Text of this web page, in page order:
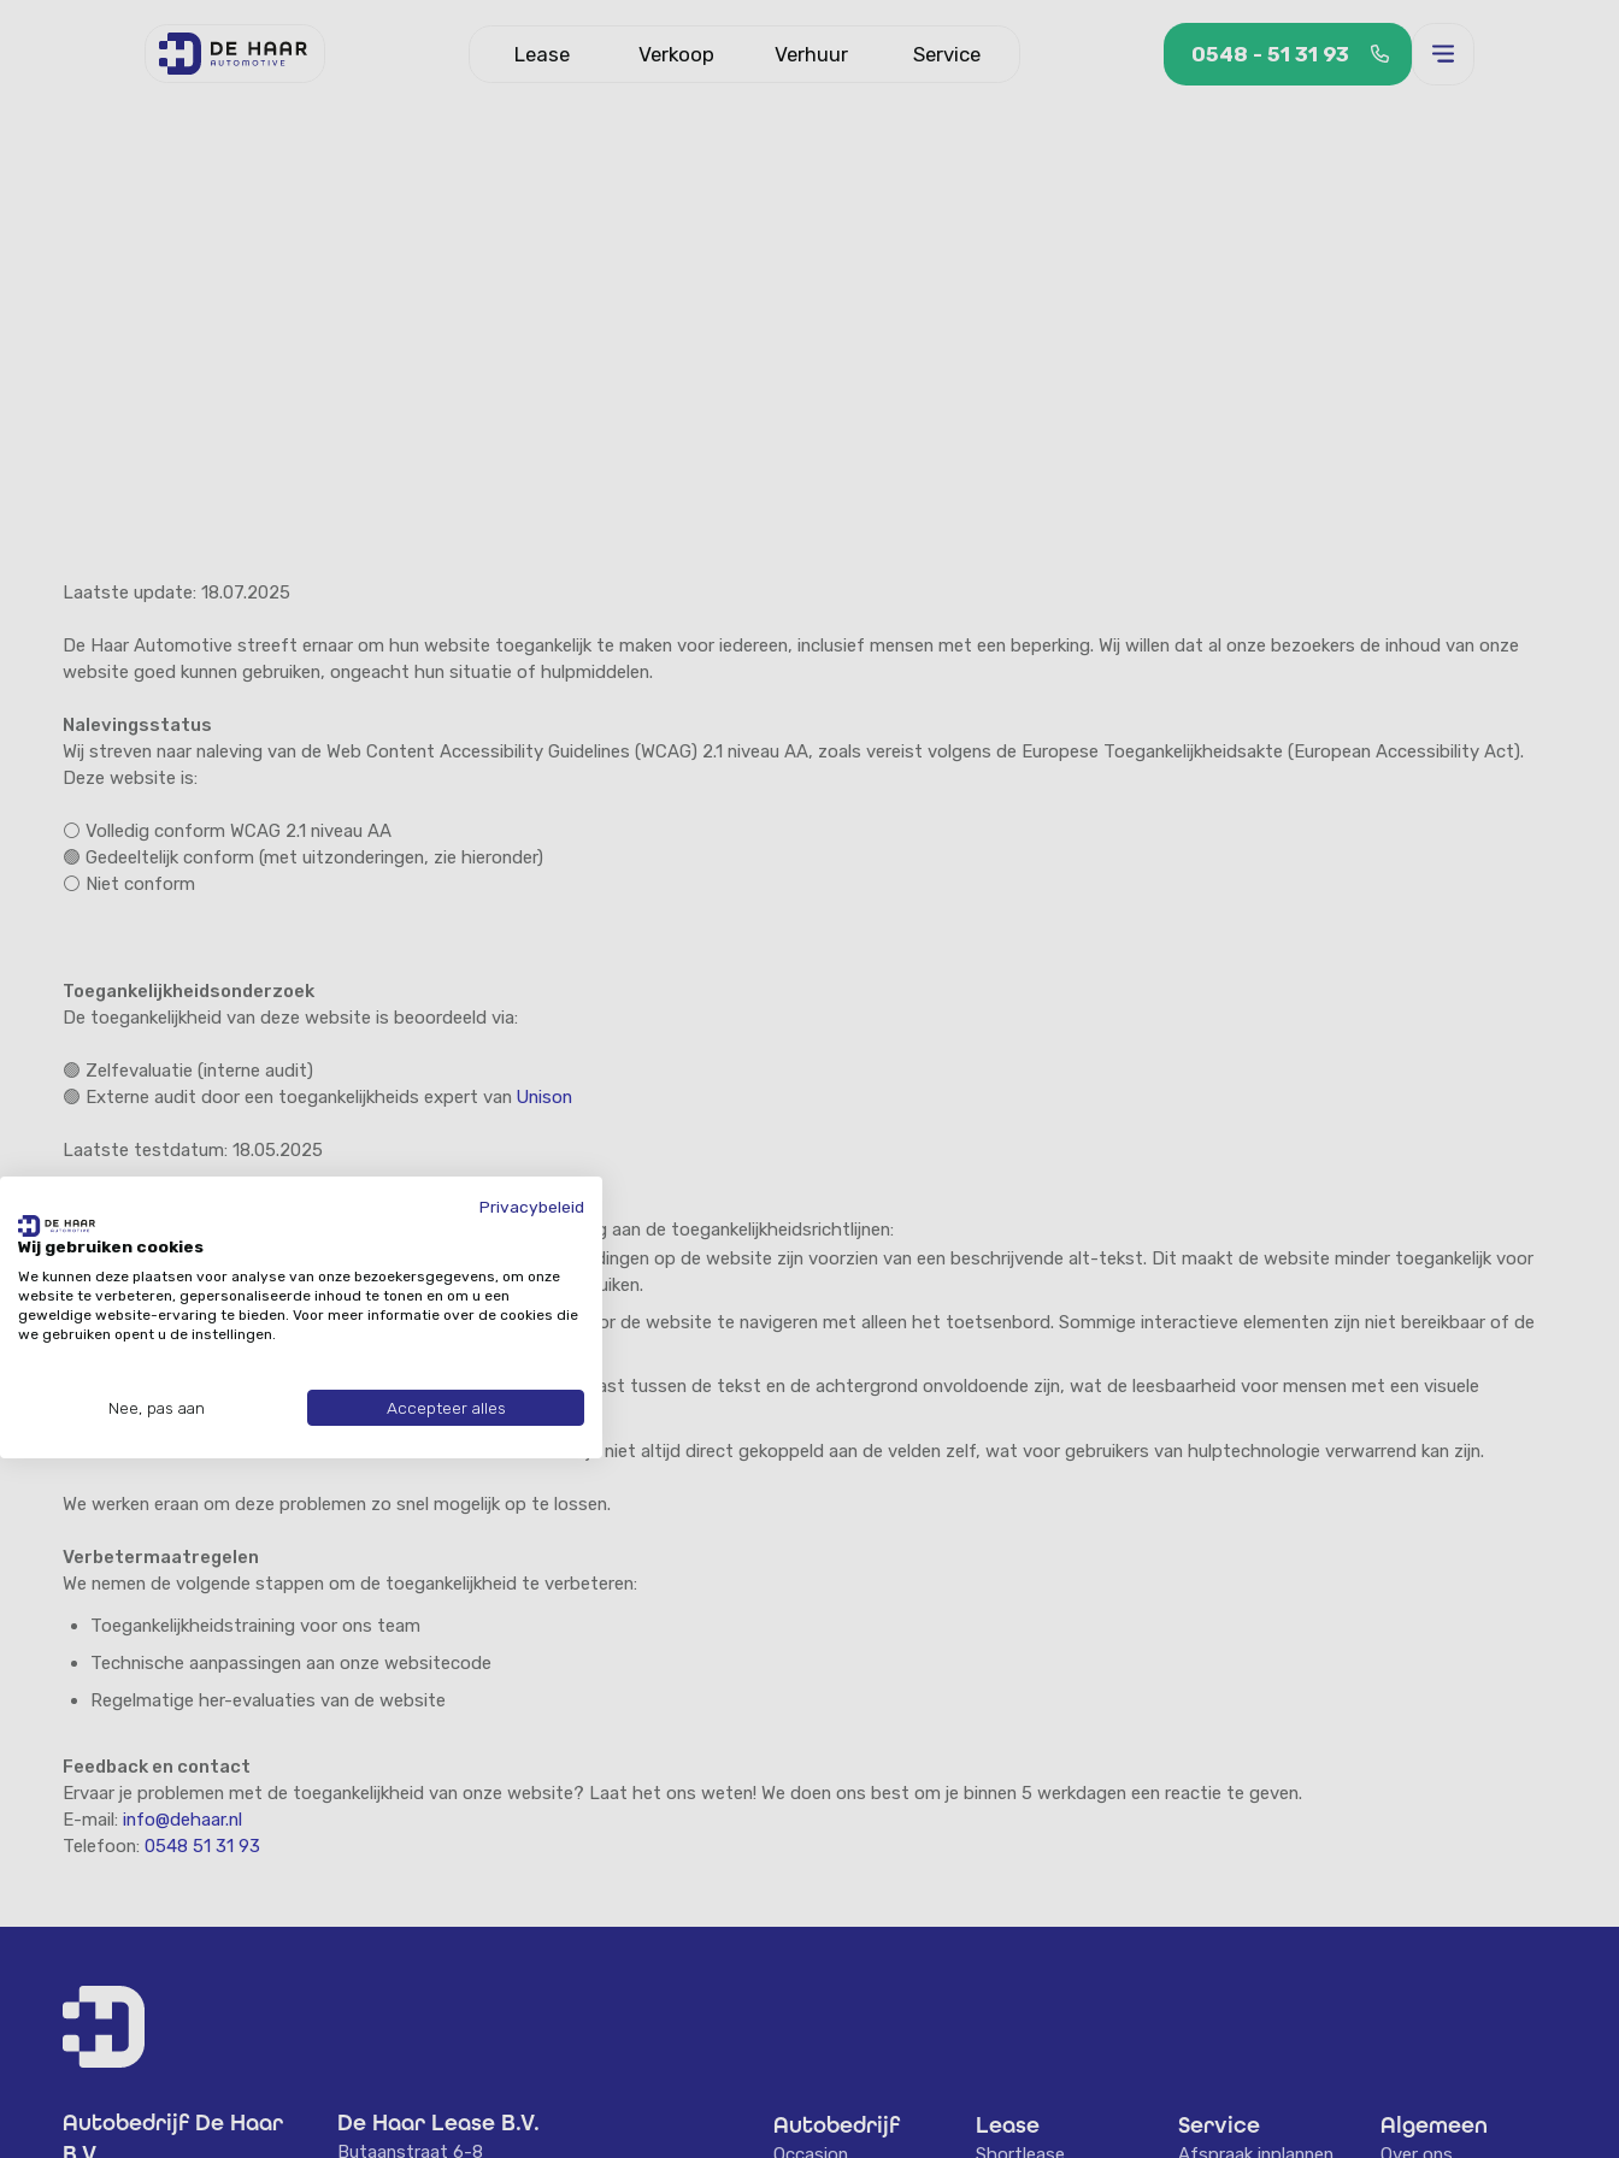
Lease Verkoop Verhuur Service 0548 - 51 31 93
Laatste update: 18.07.2025
De Haar Automotive streeft ernaar om hun website toegankelijk te maken voor iedereen, inclusief mensen met een beperking. Wij willen dat al onze bezoekers de inhoud van onze
website goed kunnen gebruiken, ongeacht hun situatie of hulpmiddelen.
Nalevingsstatus
Wij streven naar naleving van de Web Content Accessibility Guidelines (WCAG) 2.1 niveau AA, zoals vereist volgens de Europese Toegankelijkheidsakte (European Accessibility Act).
Deze website is:
⚪️ Volledig conform WCAG 2.1 niveau AA
🟢 Gedeeltelijk conform (met uitzonderingen, zie hieronder)
⚪️ Niet conform
Toegankelijkheidsonderzoek
De toegankelijkheid van deze website is beoordeeld via:
🟢 Zelfevaluatie (interne audit)
🟢 Externe audit door een toegankelijkheids expert vanUnison
Laatste testdatum: 18.05.2025
De onderstaande onderdelen voldoen momenteel nog niet volledig aan de toegankelijkheidsrichtlijnen:
Alternatieve teksten voor afbeeldingen:
Niet alle afbeeldingen op de website zijn voorzien van een beschrijvende alt-tekst. Dit maakt de website minder toegankelijk voor
mensen met een visuele beperking die een schermlezer gebruiken.
Toetsenbordnavigatie: Het is niet volledig mogelijk om door de website te navigeren met alleen het toetsenbord. Sommige interactieve elementen zijn niet bereikbaar of de
focus is niet altijd duidelijk zichtbaar.
: Op sommige delen van de website kan het contrast tussen de tekst en de achtergrond onvoldoende zijn, wat de leesbaarheid voor mensen met een visuele
beperking kan verminderen.
: De labels van de invulvelden in formulieren zijn niet altijd direct gekoppeld aan de velden zelf, wat voor gebruikers van hulptechnologie verwarrend kan zijn.
We werken eraan om deze problemen zo snel mogelijk op te lossen.
Verbetermaatregelen
We nemen de volgende stappen om de toegankelijkheid te verbeteren:
Toegankelijkheidstraining voor ons team
Technische aanpassingen aan onze websitecode
Regelmatige her-evaluaties van de website
Feedback en contact
Ervaar je problemen met de toegankelijkheid van onze website? Laat het ons weten! We doen ons best om je binnen 5 werkdagen een reactie te geven.
E-mail:info@dehaar.nl
Telefoon:0548 51 31 93
Autobedrijf De Haar
De Haar Lease B.V.
Butaanstraat 6-8
Autobedrijf Lease Service Algemeen
Privacybeleid
Wij gebruiken cookies
We kunnen deze plaatsen voor analyse van onze bezoekersgegevens, om onze
website te verbeteren, gepersonaliseerde inhoud te tonen en om u een
geweldige website-ervaring te bieden. Voor meer informatie over de cookies die
we gebruiken opent u de instellingen.
Nee, pas aan Accepteer alles